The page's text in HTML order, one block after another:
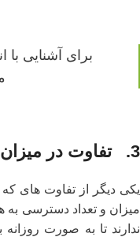
برای آشنایی با
3. تفاوت در میزان دسترسی
یکی دیگر از تفاوت‌ های
میزان و تعداد دسترسی به
ندارند تا به صورت